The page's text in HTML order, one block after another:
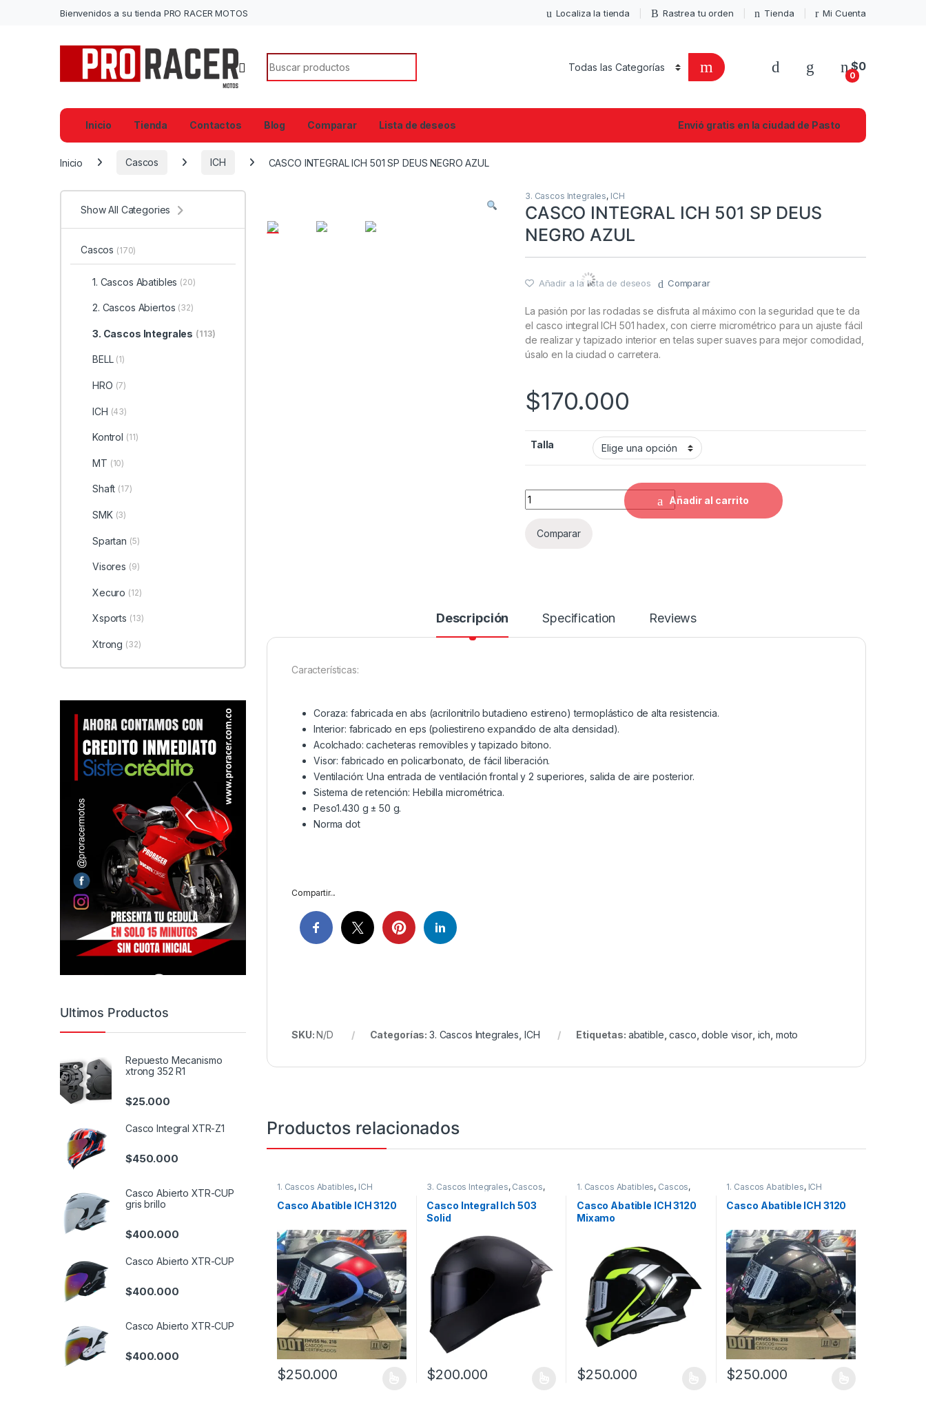
Bienvenidos a su tienda PRO RACER MOTOS Localiza la tienda Rastrea tu orden Tienda Mi Cuenta
Search for:
0
$0
Inicio Tienda Contactos Blog Comparar Lista de deseos Envió gratis en la ciudad de Pasto
Inicio Cascos ICH CASCO INTEGRAL ICH 501 SP DEUS NEGRO AZUL
3. Cascos Integrales, ICH
CASCO INTEGRAL ICH 501 SP DEUS
NEGRO AZUL
Añadir a la lista de deseos Comparar
La pasión por las rodadas se disfruta al máximo con la seguridad que te da
el casco integral ICH 501 hadex, con cierre micrométrico para un ajuste fácil
de realizar y tapizado interior en telas super suaves para mejor comodidad,
úsalo en la ciudad o carretera.
$170.000
Talla
CASCO INTEGRAL ICH 501 SP DEUS NEGRO AZUL quantity
Añadir al carrito
Comparar
Descripción Specification Reviews
Características:
Coraza: fabricada en abs (acrilonitrilo butadieno estireno) termoplástico de alta resistencia.
Interior: fabricado en eps (poliestireno expandido de alta densidad).
Acolchado: cacheteras removibles y tapizado bitono.
Visor: fabricado en policarbonato, de fácil liberación.
Ventilación: Una entrada de ventilación frontal y 2 superiores, salida de aire posterior.
Sistema de retención: Hebilla micrométrica.
Peso1.430 g ± 50 g.
Norma dot
Compartir...
SKU:N/D Categorías: 3. Cascos Integrales ICH Etiquetas: abatible ,casco ,doble visor, ich moto
Productos relacionados
1. Cascos Abatibles, ICH
Casco Abatible ICH 3120
$250.000
3. Cascos Integrales, Cascos,
Casco Integral Ich 503
Solid
$200.000
1. Cascos Abatibles, Cascos,
Casco Abatible ICH 3120
Mixamo
$250.000
1. Cascos Abatibles, ICH
Casco Abatible ICH 3120
$250.000
Show All Categories
Cascos (170)
1. Cascos Abatibles (20)
2. Cascos Abiertos (32)
3. Cascos Integrales (113)
BELL (1)
HRO (7)
ICH (43)
Kontrol (11)
MT (10)
Shaft (17)
SMK (3)
Spartan (5)
Visores (9)
Xecuro (12)
Xsports (13)
Xtrong (32)
Ultimos Productos
Repuesto Mecanismo
xtrong 352 R1
$25.000
Casco Integral XTR-Z1
$450.000
Casco Abierto XTR-CUP
gris brillo
$400.000
Casco Abierto XTR-CUP
$400.000
Casco Abierto XTR-CUP
$400.000